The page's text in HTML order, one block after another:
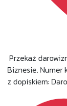
Przekaż
Biznesie. Numer
z dopiskiem: